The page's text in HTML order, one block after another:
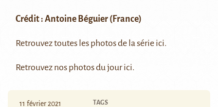
Crédit : Antoine Béguier (France)
Retrouvez toutes les photos de la série ici.
Retrouvez nos photos du jourici.
11 février 2021 TAGS